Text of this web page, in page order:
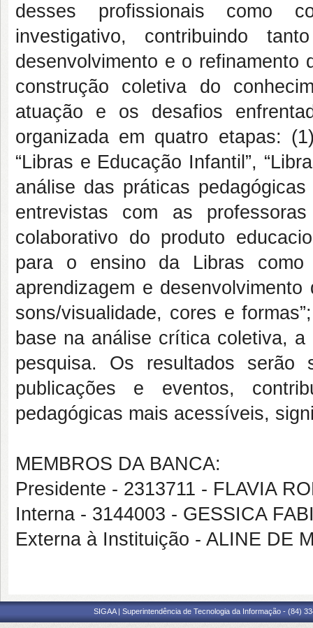
desses profissionais como
investigativo, contribuindo
desenvolvimento e o refinamento
construção coletiva do
atuação e os desafios
organizada em quatro etapas:
“Libras e Educação Infantil”,
análise das práticas
entrevistas com as
colaborativo do produto
para o ensino da Libras
aprendizagem e
sons/visualidade, cores e
base na análise crítica coletiva,
pesquisa. Os resultados serão
publicações e eventos,
pedagógicas mais acessíveis,
MEMBROS DA BANCA:
Presidente - 2313711 - FLAVIA
Interna - 3144003 - GESSICA
Externa à Instituição - ALINE DE
SIGAA | Superintendência de Tecnologia da Informação - (84)